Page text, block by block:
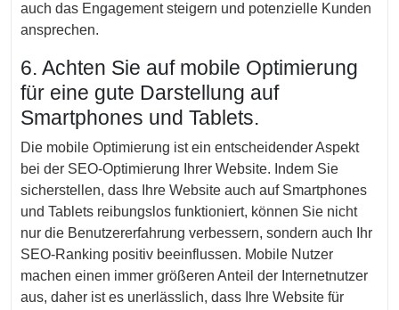
auch das Engagement steigern und potenzielle Kunden
ansprechen.
6. Achten Sie auf mobile Optimierung
für eine gute Darstellung auf
Smartphones und Tablets.
Die mobile Optimierung ist ein entscheidender Aspekt
bei der SEO-Optimierung Ihrer Website. Indem Sie
sicherstellen, dass Ihre Website auch auf Smartphones
und Tablets reibungslos funktioniert, können Sie nicht
nur die Benutzererfahrung verbessern, sondern auch Ihr
SEO-Ranking positiv beeinflussen. Mobile Nutzer
machen einen immer größeren Anteil der Internetnutzer
aus, daher ist es unerlässlich, dass Ihre Website für